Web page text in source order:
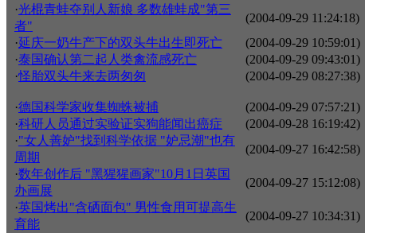
·光棍青蛙夺别人新娘 多数雄蛙成"第三
者"
(2004-09-29 11:24:18)
·延庆一奶牛产下的双头牛出生即死亡
(2004-09-29 10:59:01)
·泰国确认第二起人类禽流感死亡
(2004-09-29 09:43:01)
·怪胎双头牛来去两匆匆 (2004-09-29 08:27:38)
·德国科学家收集蜘蛛被捕
(2004-09-29 07:57:21)
·科研人员通过实验证实狗能闻出癌症
(2004-09-28 16:19:42)
·"女人善妒"找到科学依据 "妒忌潮"也有
周期
(2004-09-27 16:42:58)
·数年创作后 "黑猩猩画家"10月1日英国
办画展
(2004-09-27 15:12:08)
·英国烤出"含硒面包" 男性食用可提高生
育能
(2004-09-27 10:34:31)